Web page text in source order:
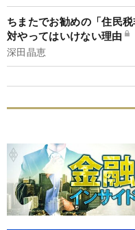
ちまたでお勧めの「住民
対やってはいけない理由
深田晶恵